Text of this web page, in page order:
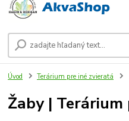
Úvod Terárium pre iné zvieratá
Žaby | Terárium